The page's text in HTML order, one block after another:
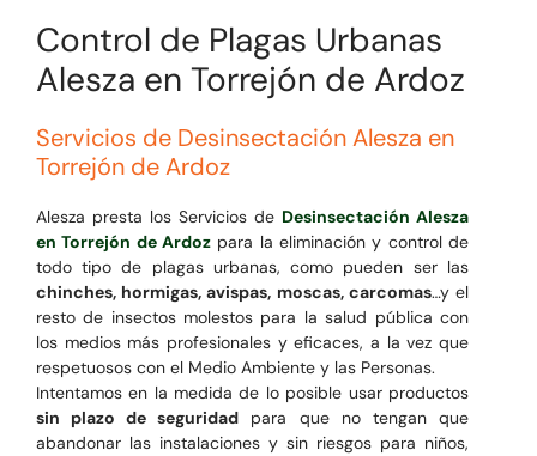
Control de Plagas Urbanas
Alesza en Torrejón de Ardoz
Servicios de Desinsectación Alesza en
Torrejón de Ardoz
Alesza presta los Servicios de Desinsectación Alesza
en Torrejón de Ardozpara la eliminación y control de
todo tipo de plagas urbanas, como pueden ser las
chinches, hormigas, avispas, moscas, carcomas…y el
resto de insectos molestos para la salud pública con
los medios más profesionales y eficaces, a la vez que
respetuosos con el Medio Ambiente y las Personas.
Intentamos en la medida de lo posible usar productos
sin plazo de seguridad para que no tengan que
abandonar las instalaciones y sin riesgos para niños,